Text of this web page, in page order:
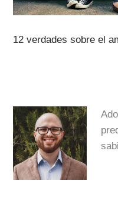
12 verdades sobre el